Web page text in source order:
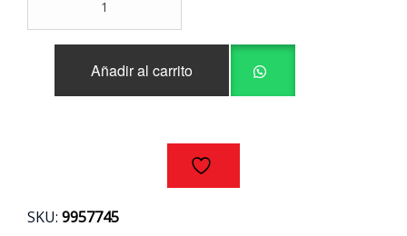
era:
$130.000.$94.990.
TOYOTA
HILUX
Añadir al carrito
SKU: 9957745